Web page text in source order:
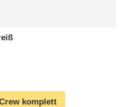
komplett